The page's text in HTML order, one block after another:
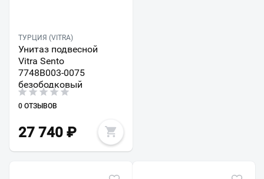
ТУРЦИЯ (VITRA)
Унитаз подвесной
Vitra Sento
7748B003-0075
безободковый
0 ОТЗЫВОВ
27 740 ₽